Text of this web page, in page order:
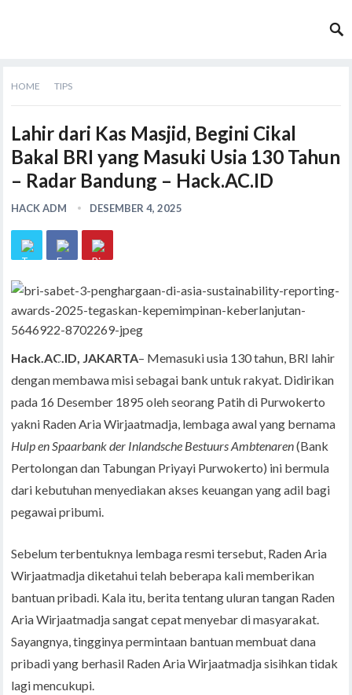
HOME TIPS
Lahir dari Kas Masjid, Begini Cikal
Bakal BRI yang Masuki Usia 130 Tahun
– Radar Bandung – Hack.AC.ID
HACK ADM DESEMBER 4, 2025
Hack.AC.ID, JAKARTA– Memasuki usia 130 tahun, BRI lahir
dengan membawa misi sebagai bank untuk rakyat. Didirikan
pada 16 Desember 1895 oleh seorang Patih di Purwokerto
yakni Raden Aria Wirjaatmadja, lembaga awal yang bernama
Hulp en Spaarbank der Inlandsche Bestuurs Ambtenaren(Bank
Pertolongan dan Tabungan Priyayi Purwokerto) ini bermula
dari kebutuhan menyediakan akses keuangan yang adil bagi
pegawai pribumi.
Sebelum terbentuknya lembaga resmi tersebut, Raden Aria
Wirjaatmadja diketahui telah beberapa kali memberikan
bantuan pribadi. Kala itu, berita tentang uluran tangan Raden
Aria Wirjaatmadja sangat cepat menyebar di masyarakat.
Sayangnya, tingginya permintaan bantuan membuat dana
pribadi yang berhasil Raden Aria Wirjaatmadja sisihkan tidak
lagi mencukupi.